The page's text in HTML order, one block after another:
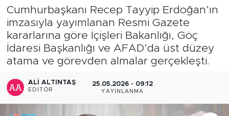
Cumhurbaşkanı Recep Tayyip Erdoğan’ın
imzasıyla yayımlanan Resmi Gazete
kararlarına göre İçişleri Bakanlığı, Göç
İdaresi Başkanlığı ve AFAD’da üst düzey
atama ve görevden almalar gerçekleşti.
ALI ALTINTAŞ
EDITÖR
25.05.2026 - 09:12
YAYINLANMA
Son Dakika Haberleri
Haber Arşivi